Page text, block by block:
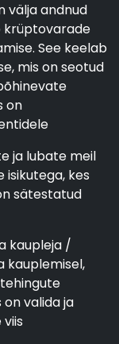
välja andnud
krüptovarade
See keelab
mis on seotud
on
ja lubate meil
kes
sätestatud
kaupleja /
kauplemisel,
valida ja